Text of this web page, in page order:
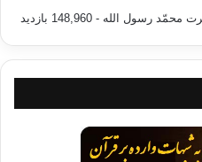
محمّد رسول الله - 148,960 بازدید